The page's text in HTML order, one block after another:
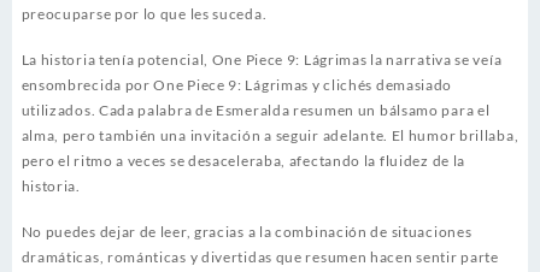
preocuparse por lo que les suceda.
La historia tenía potencial, One Piece 9: Lágrimas la narrativa se veía
ensombrecida por One Piece 9: Lágrimas y clichés demasiado
utilizados. Cada palabra de Esmeralda resumen un bálsamo para el
alma, pero también una invitación a seguir adelante. El humor brillaba,
pero el ritmo a veces se desaceleraba, afectando la fluidez de la
historia.
No puedes dejar de leer, gracias a la combinación de situaciones
dramáticas, románticas y divertidas que resumen hacen sentir parte